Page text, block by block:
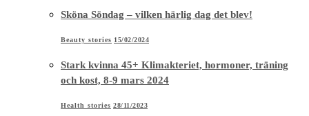
Sköna Söndag – vilken härlig dag det blev!
Beauty stories 15/02/2024
Stark kvinna 45+ Klimakteriet, hormoner, träning
och kost, 8-9 mars 2024
Health stories 28/11/2023